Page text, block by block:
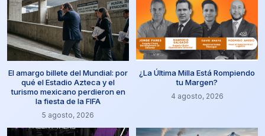
El amargo billete del Mundial: por
qué el Estadio Azteca y el
turismo mexicano perdieron en
la fiesta de la FIFA
5 agosto, 2026
¿La Última Milla Está Rompiendo
tu Margen?
4 agosto, 2026